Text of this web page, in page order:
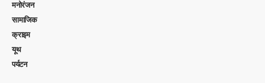
मनोरंजन
सामाजिक
क्राइम
यूथ
पर्यटन